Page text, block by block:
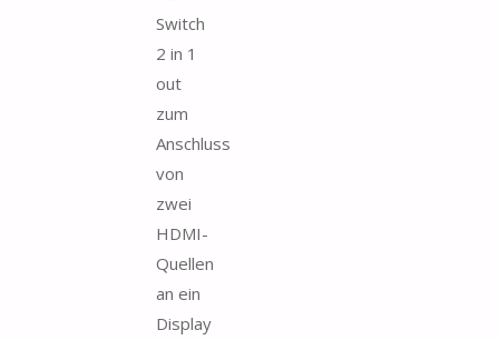
Switch
2 in 1
out
zum
Anschluss
von
zwei
HDMI-
Quellen
an ein
Display